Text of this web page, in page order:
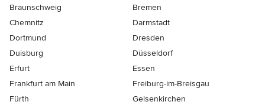
Braunschweig
Bremen
Chemnitz
Darmstadt
Dortmund
Dresden
Duisburg
Düsseldorf
Erfurt
Essen
Frankfurt am Main
Freiburg-im-Breisgau
Fürth
Gelsenkirchen